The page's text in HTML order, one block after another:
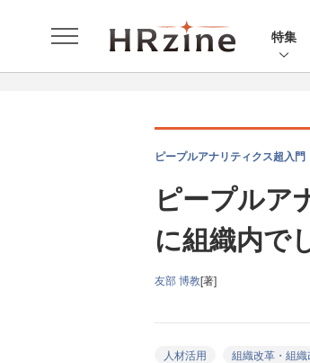
特集
ピープルアナリティクス超入門
ピープルア
に組織内で
友部 博教[著]
人材活用 組織改革・組織